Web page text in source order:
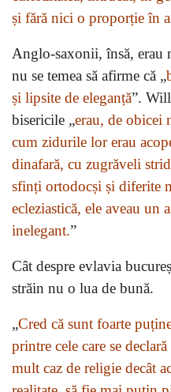
și fără nici o proporție în
Anglo-saxonii, însă, erau
nu se temea să afirme că „
și lipsite de eleganță”.
bisericile „erau, de obicei
cum zidurile lor erau
dinafară, cu zugrăveli
sfinți ortodocși și diferite
ecleziastică, ele aveau un
inelegant.”
Cât despre evlavia
străin nu o lua de bună.
„Cred că sunt foarte
printre cele care se
mult caz de religie decât